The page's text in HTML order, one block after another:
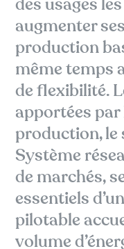
des usages
augmenter
production
même temps
de flexibilité.
L
apportées
production, le
Système
de marchés,
essentiels
pilotable
volume